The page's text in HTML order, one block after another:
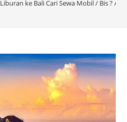
Liburan ke Bali Cari Sewa Mobil / Bis ?